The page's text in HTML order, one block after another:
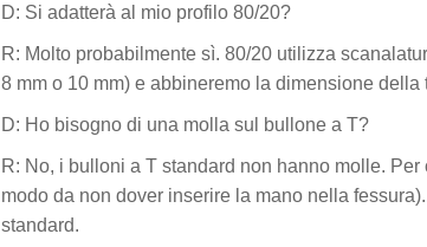
D: Si adatterà al mio profilo 80/20?
R: Molto probabilmente sì. 80/20 utilizza
8 mm o 10 mm) e abbineremo la dimensione della
D: Ho bisogno di una molla sul bullone a T?
R: No, i bulloni a T standard non hanno molle.
modo da non dover inserire la mano nella
standard.